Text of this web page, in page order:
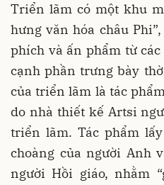
Triển lãm có một khu
hưng văn hóa châu
phích và ấn phẩm từ
cạnh phần trưng bày
của triển lãm là tác
do nhà thiết kế Artsi
triển lãm. Tác phẩm
choàng của người Anh
người Hồi giáo, nhằm